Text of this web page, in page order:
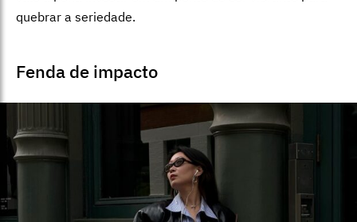
quebrar a seriedade.
Fenda de impacto